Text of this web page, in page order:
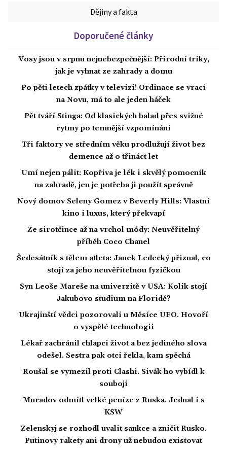
Dějiny a fakta
Doporučené články
Vosy jsou v srpnu nejnebezpečnější: Přírodní triky,
jak je vyhnat ze zahrady a domu
Po pěti letech zpátky v televizi! Ordinace se vrací
na Novu, má to ale jeden háček
Pět tváří Stinga: Od klasických balad přes svižné
rytmy po temnější vzpomínání
Tři faktory ve středním věku prodlužují život bez
demence až o třináct let
Umí nejen pálit: Kopřiva je lék i skvělý pomocník
na zahradě, jen je potřeba ji použít správně
Nový domov Seleny Gomez v Beverly Hills: Vlastní
kino i luxus, který překvapí
Ze sirotčince až na vrchol módy: Neuvěřitelný
příběh Coco Chanel
Šedesátník s tělem atleta: Janek Ledecký přiznal, co
stojí za jeho neuvěřitelnou fyzičkou
Syn Leoše Mareše na univerzitě v USA: Kolik stojí
Jakubovo studium na Floridě?
Ukrajinští vědci pozorovali u Měsíce UFO. Hovoří
o vyspělé technologii
Lékař zachránil chlapci život a bez jediného slova
odešel. Sestra pak otci řekla, kam spěchá
Roušal se vymezil proti Clashi. Sivák ho vybídl k
souboji
Muradov odmítl velké peníze z Ruska. Jednal i s
KSW
Zelenskyj se rozhodl uvalit sankce a zničit Rusko.
Putinovy rakety ani drony už nebudou existovat